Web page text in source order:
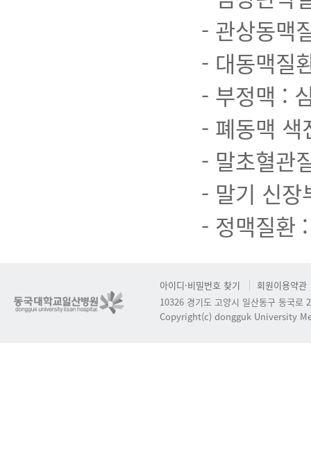
- 관상동맥
- 대동맥질
- 부정맥 :
- 폐동맥 색
- 말초혈관
- 말기 신장
- 정맥질환
아이디·비밀번호 찾기
회원이용약관
10326 경기도 고양시 일산동구 동국로
Copyright(c) dongguk University